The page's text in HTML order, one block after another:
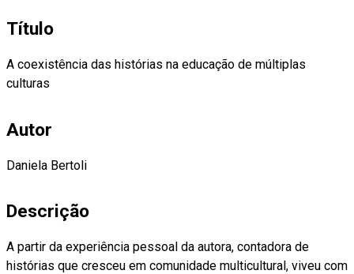
Título
A coexistência das histórias na educação de múltiplas
culturas
Autor
Daniela Bertoli
Descrição
A partir da experiência pessoal da autora, contadora de
histórias que cresceu em comunidade multicultural, viveu com